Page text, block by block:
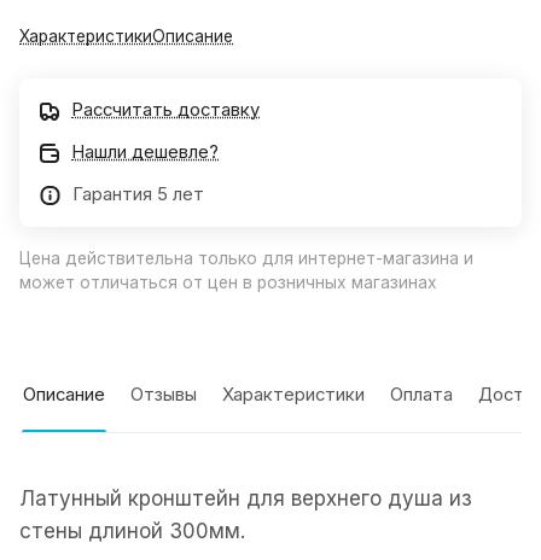
ХарактеристикиОписание
Рассчитать доставку
Нашли дешевле?
Гарантия 5 лет
Цена действительна только для интернет-магазина и
может отличаться от цен в розничных магазинах
Описание Отзывы Характеристики Оплата
Латунный кронштейн для верхнего душа из
стены длиной 300мм.